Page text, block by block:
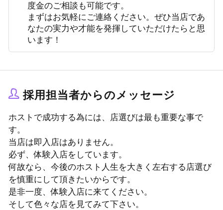
度金のご相談も可能です。
まずはお気軽にご連絡ください。ぜひ当店であ
なたの実力や才能を発揮していただけたらと思
います！
採用担当者からのメッセージ
ホストで成功する為には、店選びは最も重要な事で
す。
当店は即入店はありません。
必ず、体験入店をしています。
何故なら、今後のホスト人生を大きく左右する店選び
を慎重にして頂きたいからです。
是非一度、体験入店に来てください。
そして色々な店を見てみて下さい。